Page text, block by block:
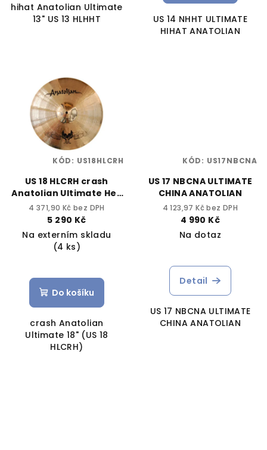
hihat Anatolian Ultimate
13" US 13 HLHHT
US 14 NHHT ULTIMATE
HIHAT ANATOLIAN
US 18 HLCRH crash
Anatolian Ultimate Hell
18"
4 371,90 Kč bez DPH
5 290 Kč
Na externím skladu
(4 ks)
Do košíku
crash Anatolian
Ultimate 18" (US 18
HLCRH)
KÓD: US18HLCRH
US 17 NBCNA ULTIMATE
CHINA ANATOLIAN
4 123,97 Kč bez DPH
4 990 Kč
Na dotaz
Detail
US 17 NBCNA ULTIMATE
CHINA ANATOLIAN
KÓD: US17NBCNA